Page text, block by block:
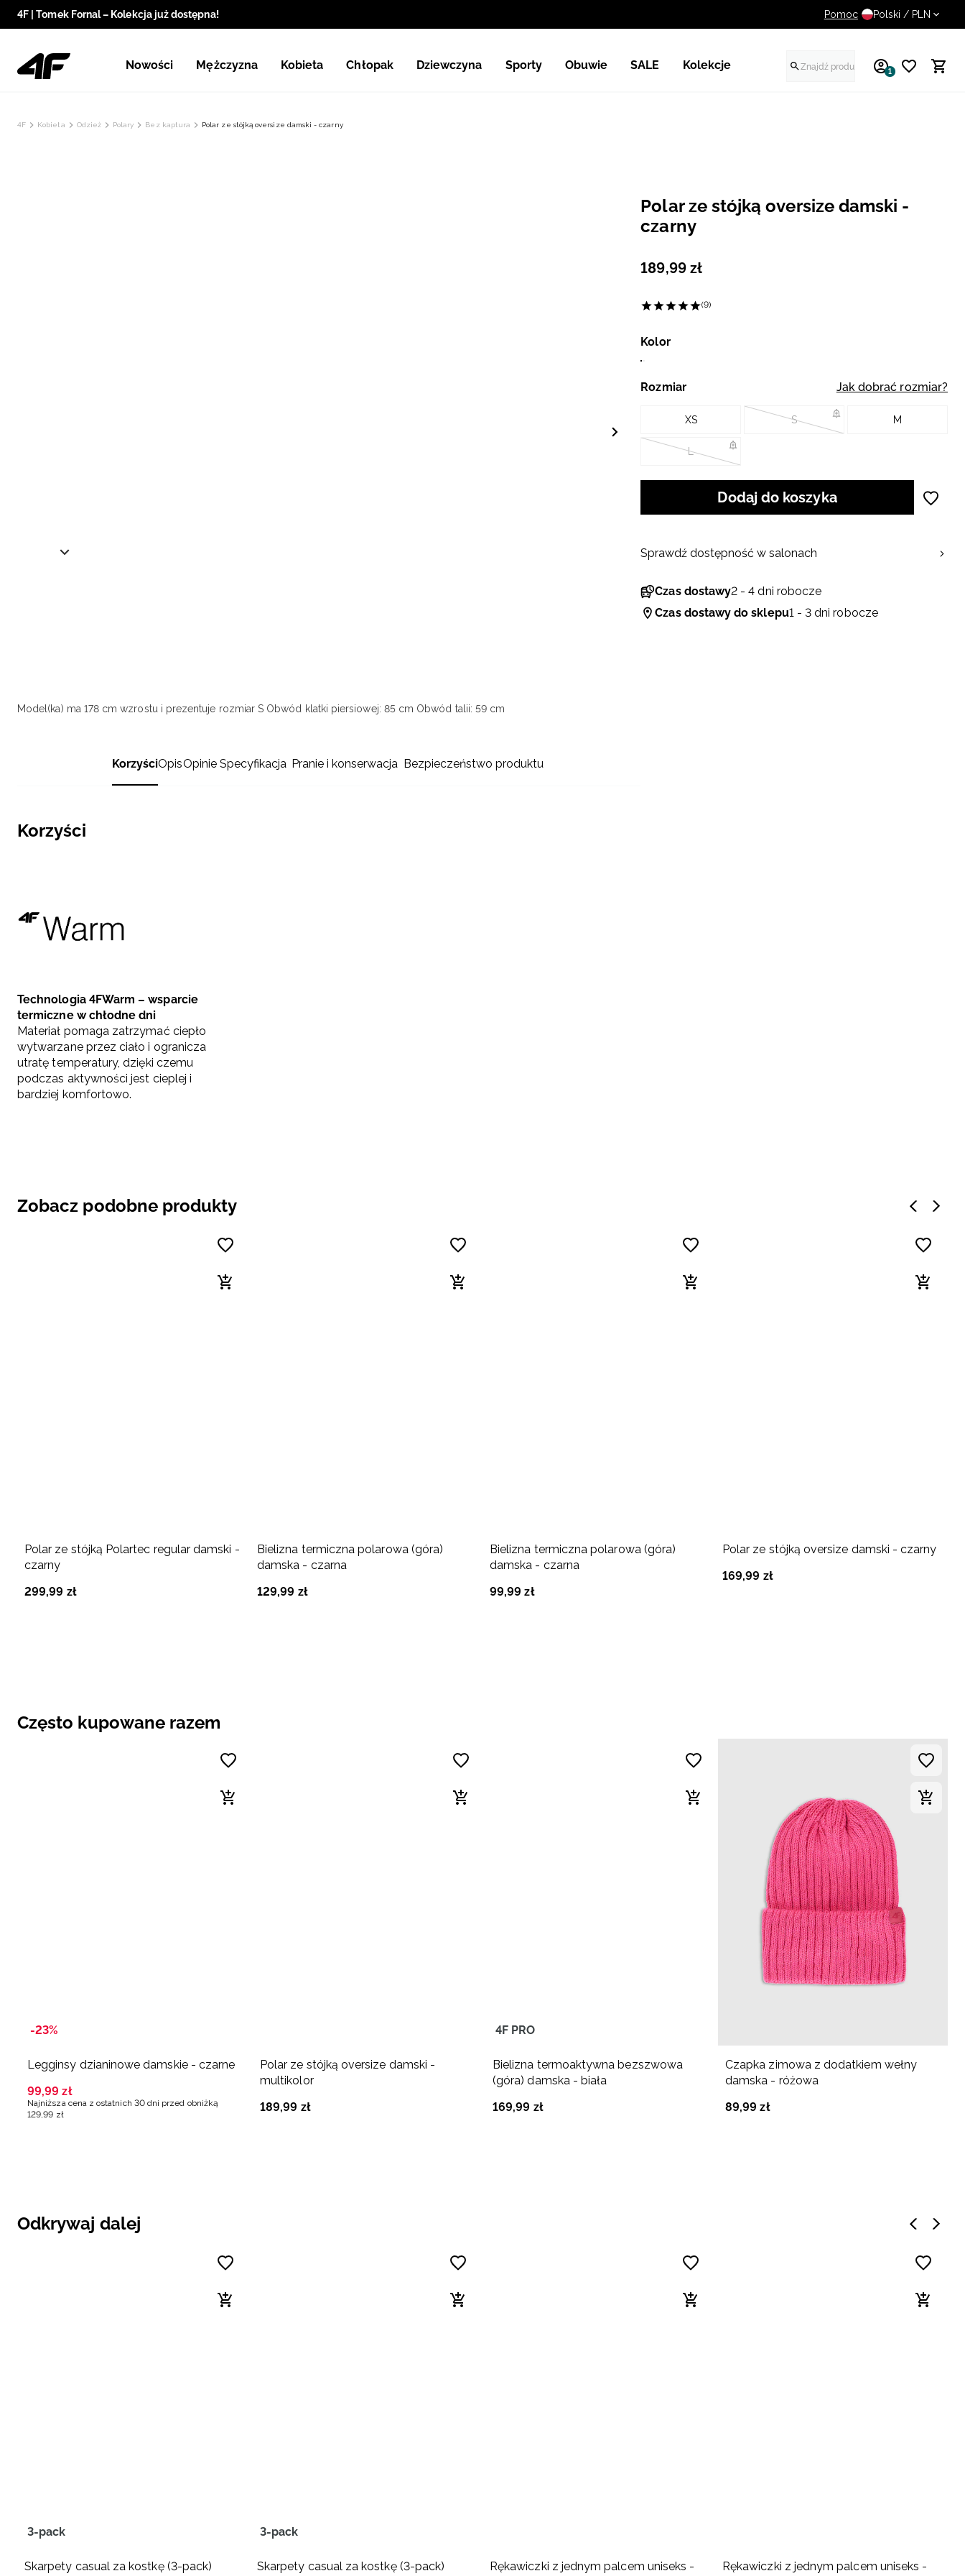
4F | Tomek Fornal – Kolekcja już dostępna! UWAGA NA FAŁSZYWE
Pomoc Polski / PLN
Nowości Mężczyzna Kobieta Chłopak Dziewczyna Sporty Obuwie SALE Kolekcje 1
4F Kobieta Odzież Polary Bez kaptura Polar ze stójką oversize damski - czarny
Model(ka) ma 178 cm wzrostu i prezentuje rozmiar S Obwód klatki piersiowej: 85 cm Obwód talii: 59 cm
KorzyściOpisOpinie Specyfikacja Pranie i konserwacja Bezpieczeństwo produktu
Korzyści
Technologia 4FWarm – wsparcie
termiczne w chłodne dni
Materiał pomaga zatrzymać ciepło
wytwarzane przez ciało i ogranicza
utratę temperatury, dzięki czemu
podczas aktywności jest cieplej i
bardziej komfortowo.
Polar ze stójką oversize damski -
czarny
189,99 zł
(9)
Kolor
Rozmiar Jak dobrać rozmiar?
XS S M
L
Dodaj do koszyka
Czas dostawy2 - 4 dni robocze
Czas dostawy do sklepu1 - 3 dni robocze
Sprawdź dostępność w salonach
Zobacz podobne produkty
Polar ze stójką Polartec regular damski -
czarny
299,99 zł
Bielizna termiczna polarowa (góra)
damska - czarna
129,99 zł
Bielizna termiczna polarowa (góra)
damska - czarna
99,99 zł
Polar ze stójką oversize damski - czarny
169,99 zł
Często kupowane razem
-23%
Legginsy dzianinowe damskie - czarne
99,99 zł
Najniższa cena z ostatnich 30 dni przed obniżką
129 ,99 zł
Polar ze stójką oversize damski -
multikolor
189,99 zł
4F PRO
Bielizna termoaktywna bezszwowa
(góra) damska - biała
169,99 zł
Czapka zimowa z dodatkiem wełny
damska - różowa
89,99 zł
Odkrywaj dalej
3-pack
Skarpety casual za kostkę (3-pack)
3-pack
Skarpety casual za kostkę (3-pack)
Rękawiczki z jednym palcem uniseks -
Rękawiczki z jednym palcem uniseks -